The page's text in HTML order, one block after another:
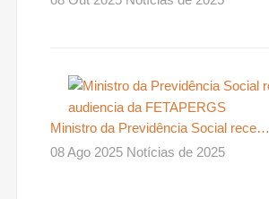
Ministro da Previdência Social rece…
08 Ago 2025 Notícias de 2025